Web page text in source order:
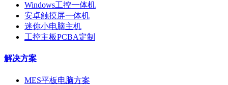
Windows工控一体机
安卓触摸屏一体机
迷你小电脑主机
工控主板PCBA定制
解决方案
MES平板电脑方案